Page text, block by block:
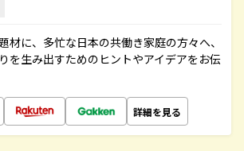
材に、多忙な日本の共働き家庭の方々へ、
を生み出すためのヒントやアイデアをお伝
詳細を見る